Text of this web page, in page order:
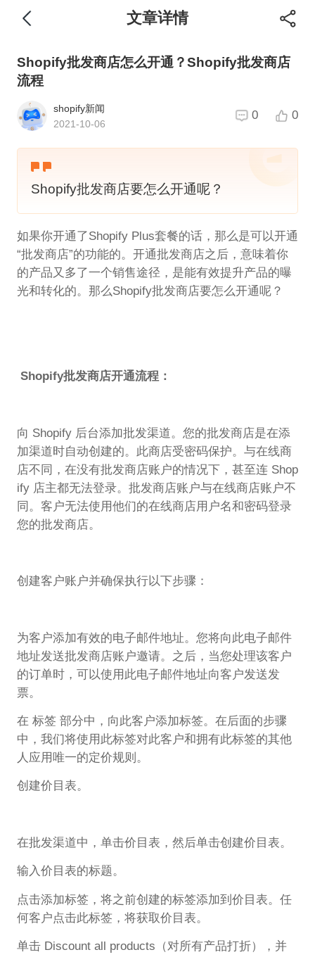
文章详情
Shopify批发商店怎么开通？Shopify批发商店
流程
shopify新闻
2021-10-06
0 0
Shopify批发商店要怎么开通呢？
如果你开通了Shopify Plus套餐的话，那么是可以开通
“批发商店”的功能的。开通批发商店之后，意味着你
的产品又多了一个销售途径，是能有效提升产品的曝
光和转化的。那么Shopify批发商店要怎么开通呢？
Shopify批发商店开通流程：
向 Shopify 后台添加批发渠道。您的批发商店是在添
加渠道时自动创建的。此商店受密码保护。与在线商
店不同，在没有批发商店账户的情况下，甚至连 Shop
ify 店主都无法登录。批发商店账户与在线商店账户不
同。客户无法使用他们的在线商店用户名和密码登录
您的批发商店。
创建客户账户并确保执行以下步骤：
为客户添加有效的电子邮件地址。您将向此电子邮件
地址发送批发商店账户邀请。之后，当您处理该客户
的订单时，可以使用此电子邮件地址向客户发送发
票。
在 标签 部分中，向此客户添加标签。在后面的步骤
中，我们将使用此标签对此客户和拥有此标签的其他
人应用唯一的定价规则。
创建价目表。
在批发渠道中，单击价目表，然后单击创建价目表。
输入价目表的标题。
点击添加标签，将之前创建的标签添加到价目表。任
何客户点击此标签，将获取价目表。
单击 Discount all products（对所有产品打折），并